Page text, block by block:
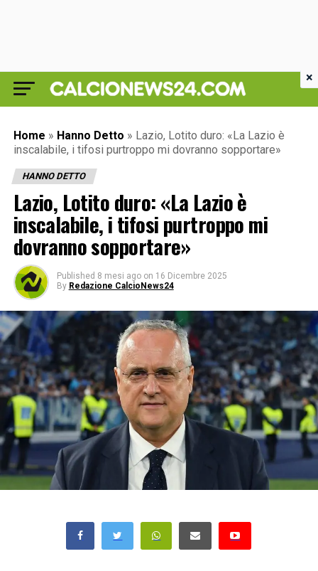
Home » Hanno Detto » Lazio, Lotito duro: «La Lazio è
inscalabile, i tifosi purtroppo mi dovranno sopportare»
HANNO DETTO
Lazio, Lotito duro: «La Lazio è
inscalabile, i tifosi purtroppo mi
dovranno sopportare»
Published 8 mesi ago on 16 Dicembre 2025
By Redazione CalcioNews24
×